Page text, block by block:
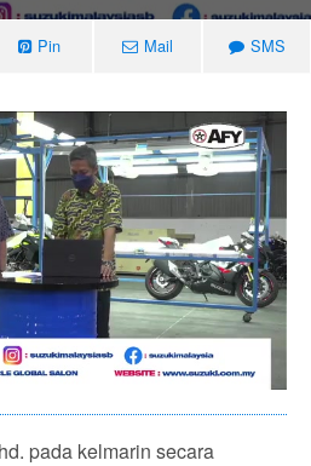
Pin Mail SMS
pada kelmarin secara